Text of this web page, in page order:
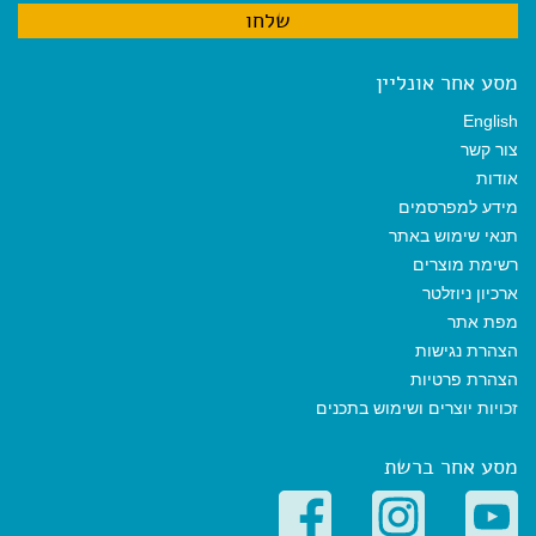
מסע אחר אונליין
English
צור קשר
אודות
מידע למפרסמים
תנאי שימוש באתר
רשימת מוצרים
ארכיון ניוזלטר
מפת אתר
הצהרת נגישות
הצהרת פרטיות
זכויות יוצרים ושימוש בתכנים
מסע אחר ברשת